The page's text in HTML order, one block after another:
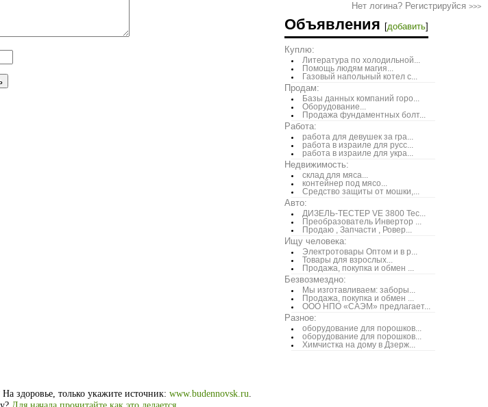
Нет логина? Регистрируйся >>>
Объявления [добавить]
Куплю:
Литература по холодильной...
Помощь людям магия...
Газовый напольный котел с...
Продам:
Базы данных компаний горо...
Оборудование...
Продажа фундаментных болт...
Работа:
работа для девушек за гра...
работа в израиле для русс...
работа в израиле для укра...
Недвижимость:
склад для мяса...
контейнер под мясо...
Средство защиты от мошки,...
Авто:
ДИЗЕЛЬ-ТЕСТЕР VE 3800 Тес...
Преобразователь Инвертор ...
Продаю , Запчасти , Ровер...
Ищу человека:
Электротовары Оптом и в р...
Товары для взрослых...
Продажа, покупка и обмен ...
Безвозмездно:
Мы изготавливаем: заборы...
Продажа, покупка и обмен ...
ООО НПО «САЭМ» предлагает...
Разное:
оборудование для порошков...
оборудование для порошков...
Химчистка на дому в Дзерж...
здоровье, только укажите источник: www.budennovsk.ru